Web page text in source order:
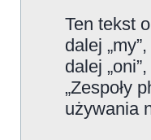
Ten tekst
dalej
dalej
„Zespoły
używania